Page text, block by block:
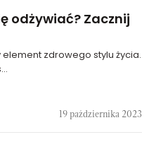
odżywiać? Zacznij
zdrowego stylu życia.
19 października 2023